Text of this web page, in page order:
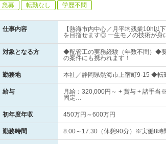
急募 転勤なし 学歴不問
仕事内容
【熱海市内中心／月平均残業10h以
を目指せます◎ 一生モノの技術が身
対象となる方
◆配管工の実務経験（年数不問）◆
の案件にも携われます！
勤務地 本社／静岡県熱海市上宿町9-15 ◆
給与
月給：320,000円～ + 賞与 + 諸手
固定…
初年度年収 450万円～600万円
勤務時間 8:00～17:30（休憩90分）※実働8